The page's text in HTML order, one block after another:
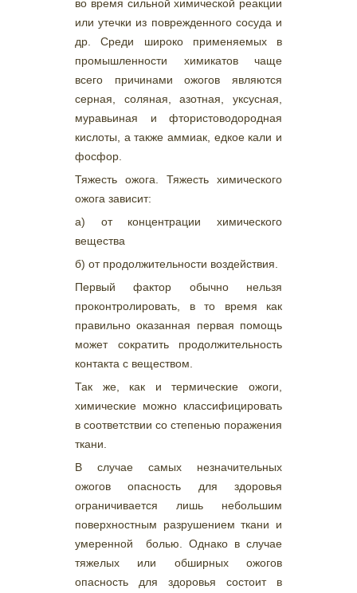
во время сильной химической реакции
или утечки из поврежденного сосуда и
др. Среди широко применяемых в
промышленности химикатов чаще
всего причинами ожогов являются
серная, соляная, азотная, уксусная,
муравьиная и фтористоводородная
кислоты, а также аммиак, едкое кали и
фосфор.
Тяжесть ожога. Тяжесть химического
ожога зависит:
а) от концентрации химического
вещества
б) от продолжительности воздействия.
Первый фактор обычно нельзя
проконтролировать, в то время как
правильно оказанная первая помощь
может сократить продолжительность
контакта с веществом.
Так же, как и термические ожоги,
химические можно классифицировать
в соответствии со степенью поражения
ткани.
В случае самых незначительных
ожогов опасность для здоровья
ограничивается лишь небольшим
поверхностным разрушением ткани и
умеренной болью. Однако в случае
тяжелых или обширных ожогов
опасность для здоровья состоит в